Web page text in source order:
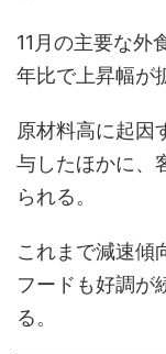
11月の主要な外
年比で上昇幅が
原材料高に起因
与したほかに、
られる。
これまで減速傾
フードも好調が
る。